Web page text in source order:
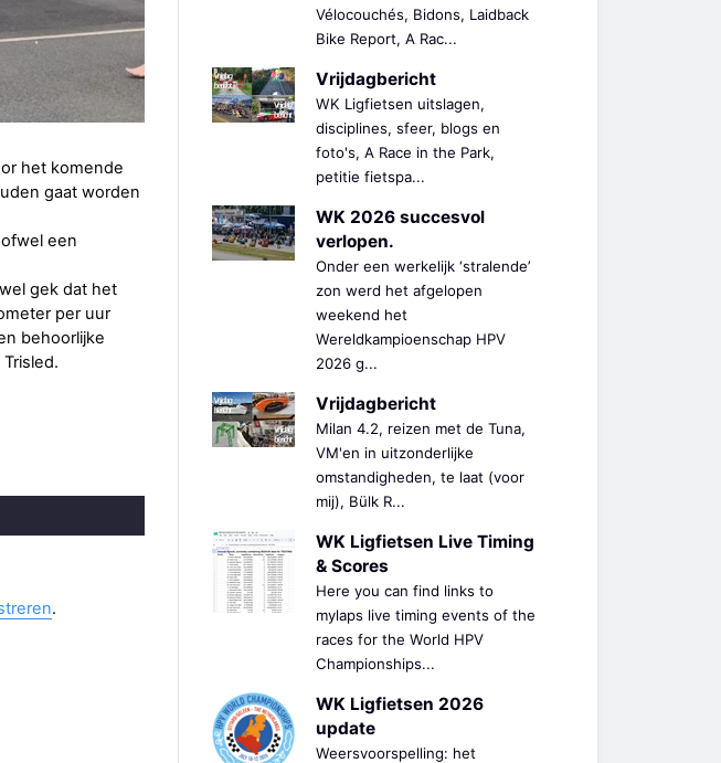
het komende
gaat worden
een
gek dat het
per uur
behoorlijke
.
Vélocouchés, Bidons, Laidback
Bike Report, A Rac...
Vrijdagbericht
WK Ligfietsen uitslagen,
disciplines, sfeer, blogs en
foto's, A Race in the Park,
petitie fietspa...
WK 2026 succesvol
verlopen.
Onder een werkelijk ‘stralende’
zon werd het afgelopen
weekend het
Wereldkampioenschap HPV
2026 g...
Vrijdagbericht
Milan 4.2, reizen met de Tuna,
VM'en in uitzonderlijke
omstandigheden, te laat (voor
mij), Bülk R...
WK Ligfietsen Live Timing
& Scores
Here you can find links to
mylaps live timing events of the
races for the World HPV
Championships...
WK Ligfietsen 2026
update
Weersvoorspelling: het